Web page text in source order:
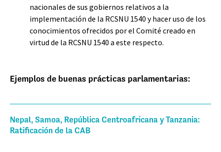
nacionales de sus gobiernos relativos a la
implementación de la RCSNU 1540 y hacer uso de los
conocimientos ofrecidos por el Comité creado en
virtud de la RCSNU 1540 a este respecto.
Ejemplos de buenas prácticas parlamentarias:
Nepal, Samoa, República Centroafricana y Tanzania:
Ratificación de la CAB